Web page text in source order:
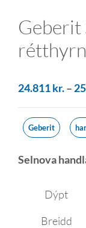
Geberit
24.811kr.–
Geberit
Selnova
Dýpt
Breidd